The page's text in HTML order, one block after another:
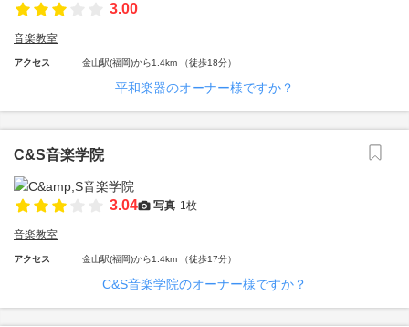
3.00
音楽教室
アクセス 金山駅(福岡)から1.4km （徒歩18分）
平和楽器のオーナー様ですか？
C&S音楽学院
3.04 写真 1枚
音楽教室
アクセス 金山駅(福岡)から1.4km （徒歩17分）
C&S音楽学院のオーナー様ですか？